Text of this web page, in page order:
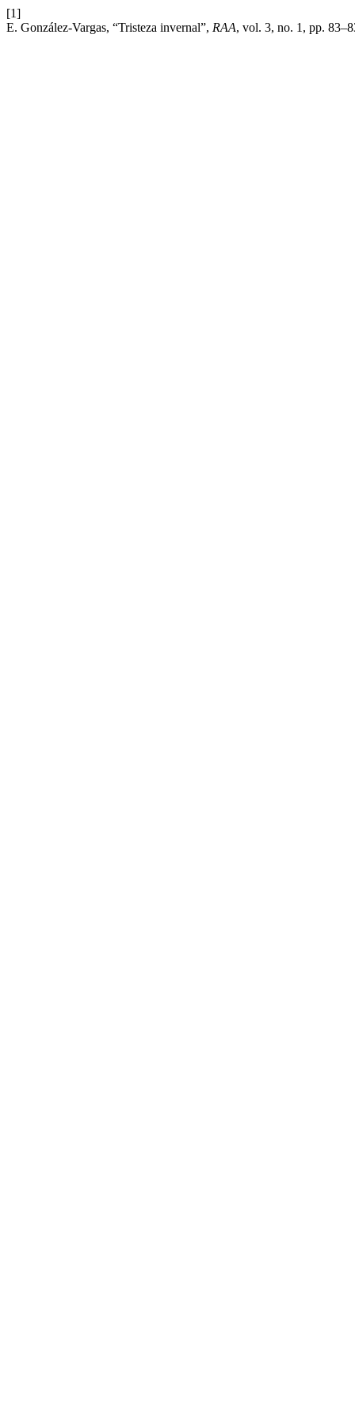
[1]
E. González-Vargas, “Tristeza invernal”, RAA, vol. 3, no. 1, pp.